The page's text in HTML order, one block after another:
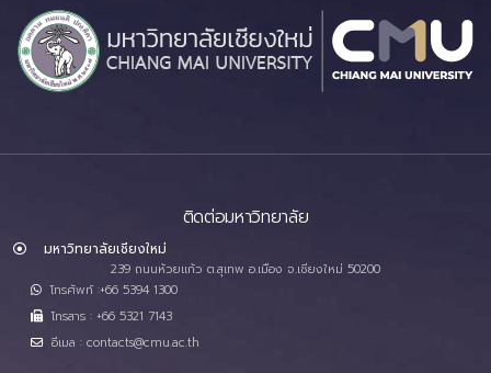
ติดต่อมหาวิทยาลัย
มหาวิทยาลัยเชียงใหม่
239 ถนนห้วยแก้ว ต.สุเทพ อ.เมือง จ.เชียงใหม่ 50200
โทรศัพท์ :+66 5394 1300
โทรสาร : +66 5321 7143
อีเมล : contacts@cmu.ac.th